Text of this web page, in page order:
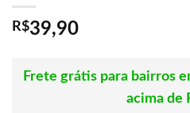
R$39,90
Frete grátis para bairros
acima de